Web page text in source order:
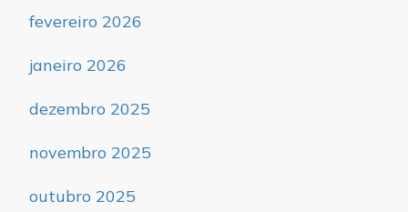
fevereiro 2026
janeiro 2026
dezembro 2025
novembro 2025
outubro 2025